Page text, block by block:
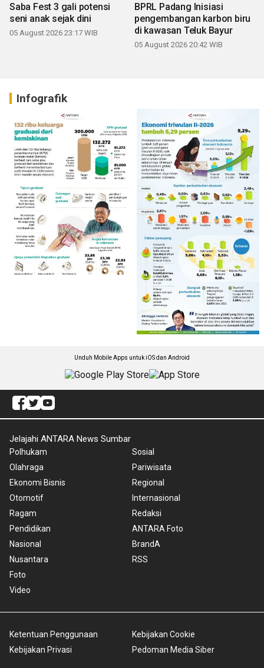
Saba Fest 3 gali potensi
seni anak sejak dini
05 August 2026 23:17 WIB
BPRL Padang Inisiasi
pengembangan karbon biru
di kawasan Teluk Bayur
05 August 2026 20:42 WIB
Infografik
Unduh Mobile Apps untuk iOS dan Android
Jelajahi ANTARA News Sumbar
Polhukam
Olahraga
Ekonomi Bisnis
Otomotif
Ragam
Pendidikan
Nasional
Nusantara
Foto
Video
Sosial
Pariwisata
Regional
Internasional
Redaksi
ANTARA Foto
BrandA
RSS
Ketentuan Penggunaan
Kebijakan Privasi
Kebijakan Cookie
Pedoman Media Siber